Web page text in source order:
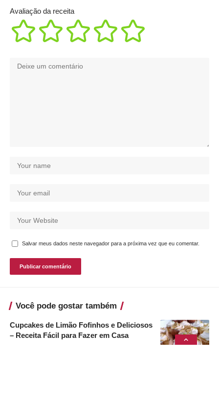
Avaliação da receita
Salvar meus dados neste navegador para a próxima vez que eu comentar.
Você pode gostar também
Cupcakes de Limão Fofinhos e Deliciosos
– Receita Fácil para Fazer em Casa